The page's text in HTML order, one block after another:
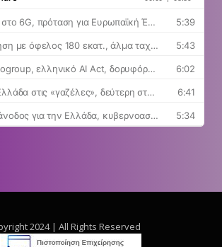
2024 | All Rights Reserved